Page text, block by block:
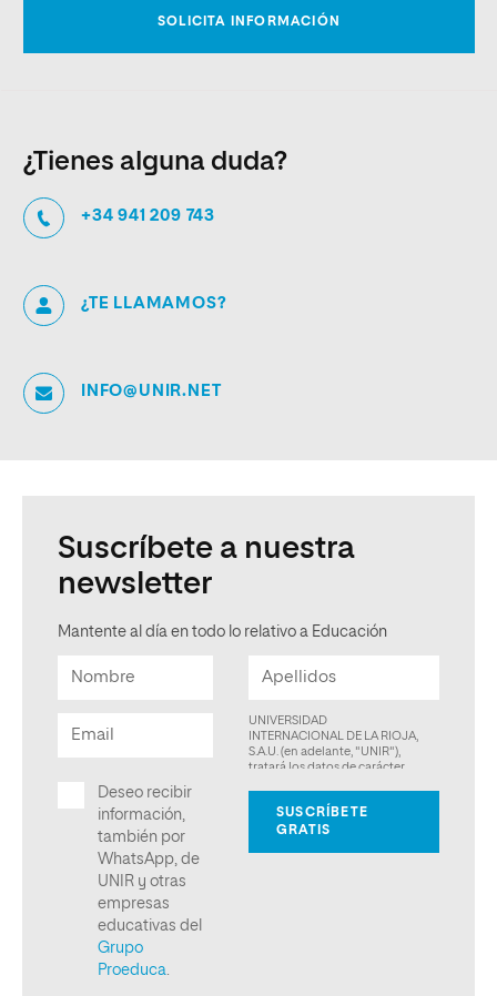
¿Tienes alguna duda?
+34 941 209 743
¿TE LLAMAMOS?
INFO@UNIR.NET
Suscríbete a nuestra
newsletter
Mantente al día en todo lo relativo a Educación